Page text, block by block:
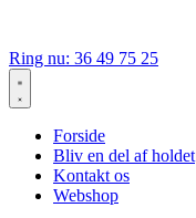
Ring nu: 36 49 75 25
Forside
Bliv en del af holdet
Kontakt os
Webshop